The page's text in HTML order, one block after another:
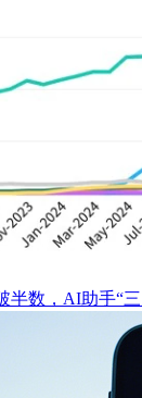
半数，AI助手“